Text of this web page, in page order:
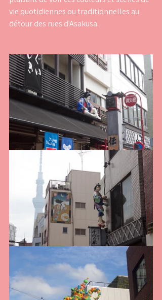
vie quotidiennes ou traditionnelles au
détour des rues d'Asakusa.